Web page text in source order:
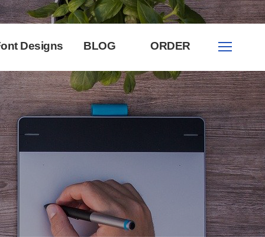
Designs BLOG ORDER